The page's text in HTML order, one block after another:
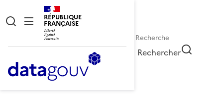
RÉPUBLIQUE
FRANÇAISE
Rechercher